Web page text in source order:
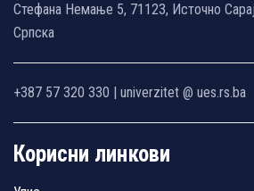
Стефана Немање 5, 71123, Источно
Српска
+387 57 320 330 | univerzitet @ ues.rs.ba
Корисни линкови